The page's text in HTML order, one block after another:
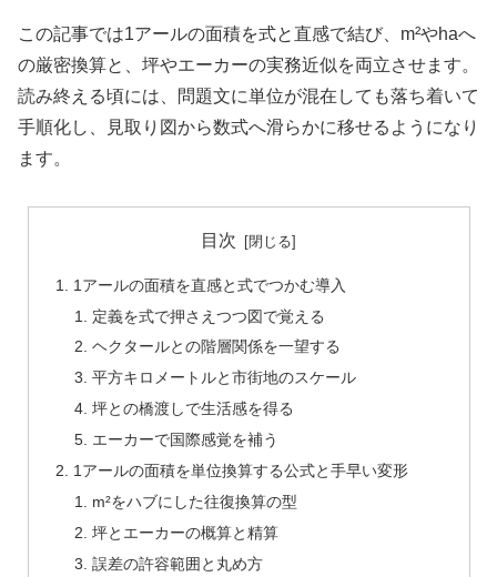
この記事では1アールの面積を式と直感で結び、m²やhaへ
の厳密換算と、坪やエーカーの実務近似を両立させます。
読み終える頃には、問題文に単位が混在しても落ち着いて
手順化し、見取り図から数式へ滑らかに移せるようになり
ます。
目次
1アールの面積を直感と式でつかむ導入
定義を式で押さえつつ図で覚える
ヘクタールとの階層関係を一望する
平方キロメートルと市街地のスケール
坪との橋渡しで生活感を得る
エーカーで国際感覚を補う
1アールの面積を単位換算する公式と手早い変形
m²をハブにした往復換算の型
坪とエーカーの概算と精算
誤差の許容範囲と丸め方